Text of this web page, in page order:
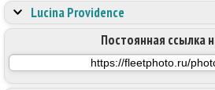
Постоянная ссылка
Lucina Providence